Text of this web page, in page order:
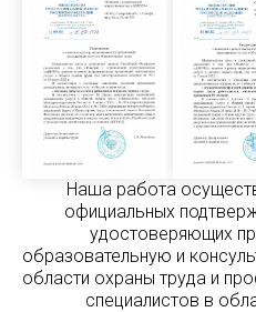
Наша работа
официальных
удостоверяющих
образовательную и
области охраны труда и
специалистов в